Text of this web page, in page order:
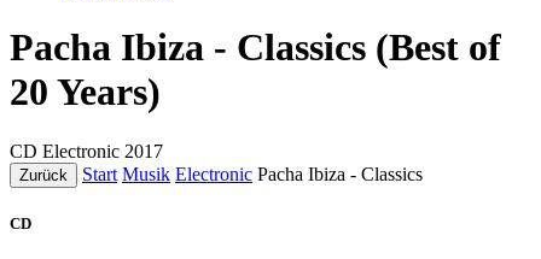
Pacha Ibiza - Classics (Best of
20 Years)
CD Electronic 2017
Zurück Start Musik Electronic Pacha Ibiza - Classics
CD